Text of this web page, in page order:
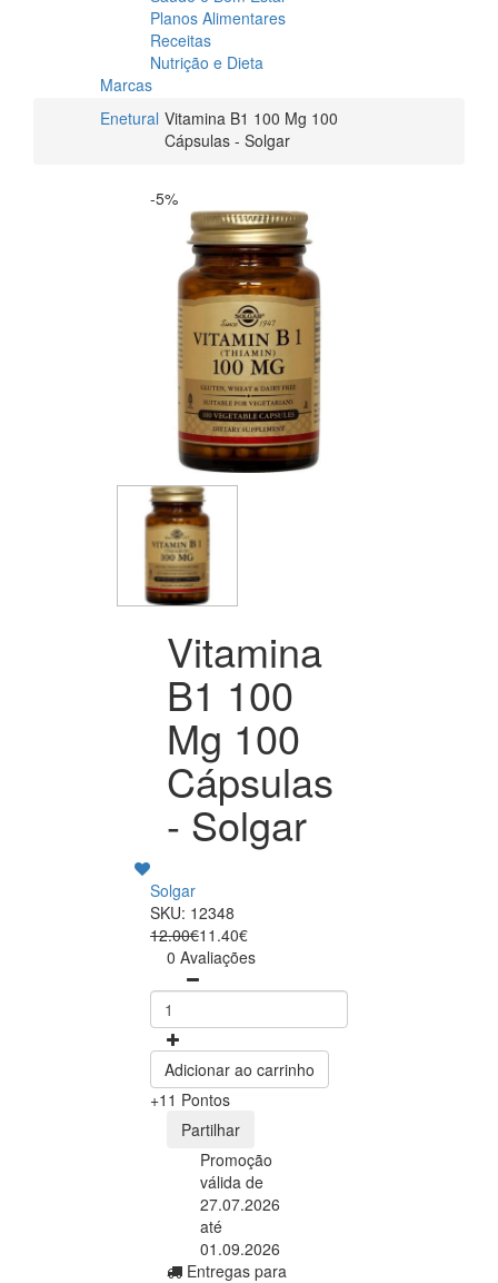
Planos Alimentares
Receitas
Nutrição e Dieta
Marcas
Enetural Vitamina B1 100 Mg 100
Cápsulas - Solgar
-5%
Vitamina
B1 100
Mg 100
Cápsulas
- Solgar
Solgar
SKU: 12348
12.00€11.40€
0 Avaliações
Adicionar ao carrinho
+11 Pontos
Partilhar
Promoção
válida de
27.07.2026
até
01.09.2026
Entregas para